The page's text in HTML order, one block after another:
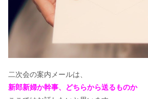
二次会の案内メールは、
新郎新婦か幹事、どちらから送るものか